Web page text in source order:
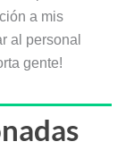
a mis
al personal
gente!